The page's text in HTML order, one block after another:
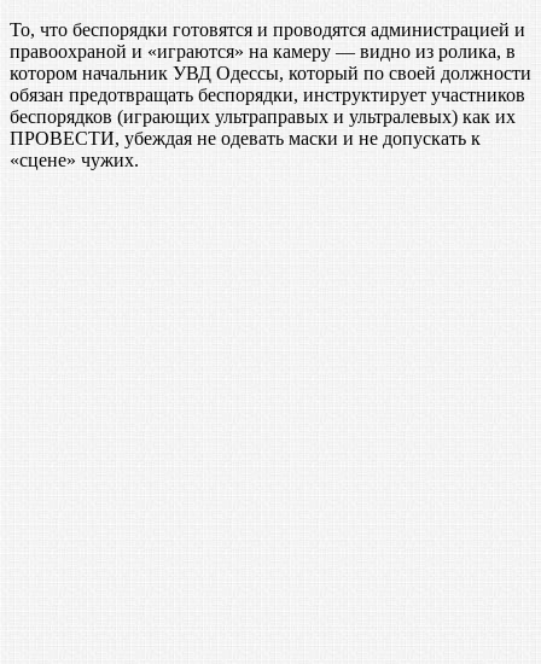
То, что беспорядки готовятся и проводятся администрацией и
правоохраной и «играются» на камеру — видно из ролика, в
котором начальник УВД Одессы, который по своей должности
обязан предотвращать беспорядки, инструктирует участников
беспорядков (играющих ультраправых и ультралевых) как их
ПРОВЕСТИ, убеждая не одевать маски и не допускать к
«сцене» чужих.